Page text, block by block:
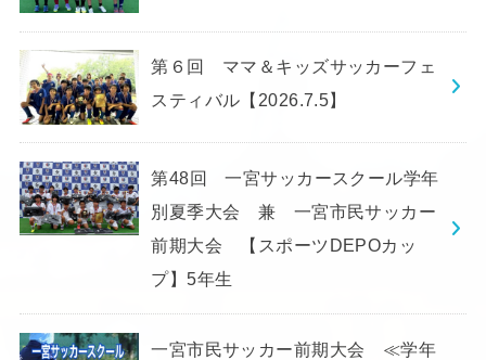
第６回 ママ＆キッズサッカーフェ
スティバル【2026.7.5】
第48回 一宮サッカースクール学年
別夏季大会 兼 一宮市民サッカー
前期大会 【スポーツDEPOカッ
プ】5年生
一宮市民サッカー前期大会 ≪学年